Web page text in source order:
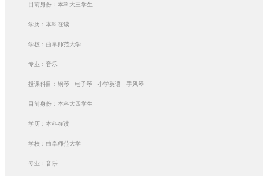
目前身份：本科大三学生
学历：本科在读
学校：曲阜师范大学
专业：音乐
授课科目：钢琴 电子琴 小学英语 手风琴
目前身份：本科大四学生
学历：本科在读
学校：曲阜师范大学
专业：音乐